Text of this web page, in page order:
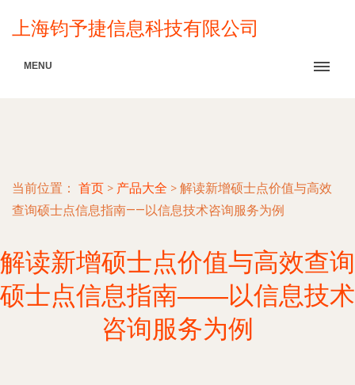
上海钧予捷信息科技有限公司
MENU
当前位置： 首页 > 产品大全 > 解读新增硕士点价值与高效
查询硕士点信息指南——以信息技术咨询服务为例
解读新增硕士点价值与高效查询
硕士点信息指南——以信息技术
咨询服务为例